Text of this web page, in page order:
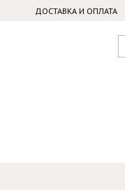
ДОСТАВКА И ОПЛАТА